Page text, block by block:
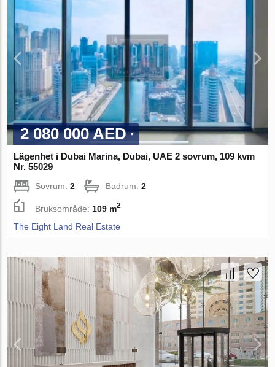
2 080 000 AED
Lägenhet i Dubai Marina, Dubai, UAE 2 sovrum, 109 kvm
Nr. 55029
Sovrum:2 Badrum:2
Bruksområde: 109 m2
The Eight Land Real Estate